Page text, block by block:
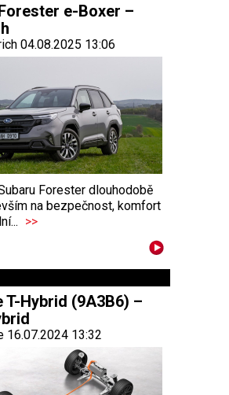
e-Boxer –
04.08.2025 13:06
Forester dlouhodobě
na bezpečnost, komfort
>>
T-Hybrid (9A3B6) –
16.07.2024 13:32